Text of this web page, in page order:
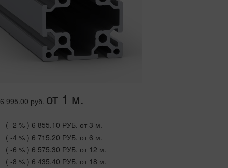
6 995.00 руб. от 1 м.
( -2 % ) 6 855.10 РУБ. от 3 м.
( -4 % ) 6 715.20 РУБ. от 6 м.
( -6 % ) 6 575.30 РУБ. от 12 м.
( -8 % ) 6 435.40 РУБ. от 18 м.